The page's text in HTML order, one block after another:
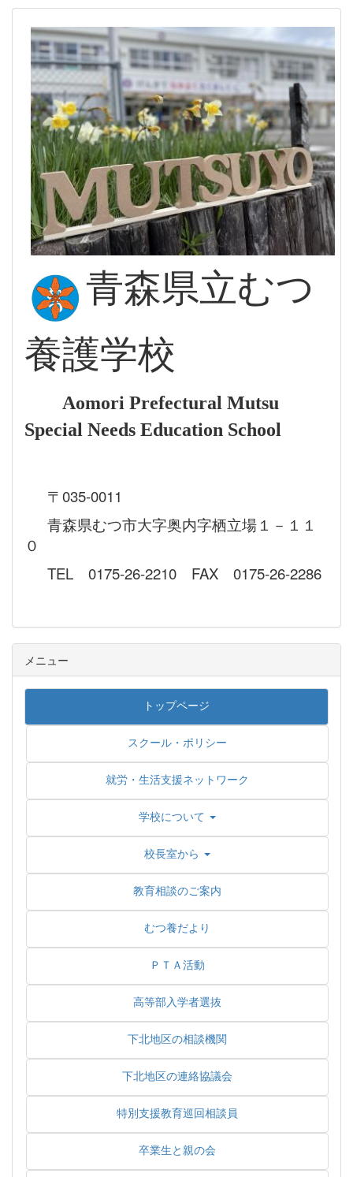
青森県立むつ
養護学校
Aomori Prefectural Mutsu
Special Needs Education School
〒035-0011
青森県むつ市大字奥内字栖立場１－１１
０
TEL 0175-26-2210 FAX 0175-26-2286
メニュー
トップページ
スクール・ポリシー
就労・生活支援ネットワーク
学校について
校長室から
教育相談のご案内
むつ養だより
ＰＴＡ活動
高等部入学者選抜
下北地区の相談機関
下北地区の連絡協議会
特別支援教育巡回相談員
卒業生と親の会